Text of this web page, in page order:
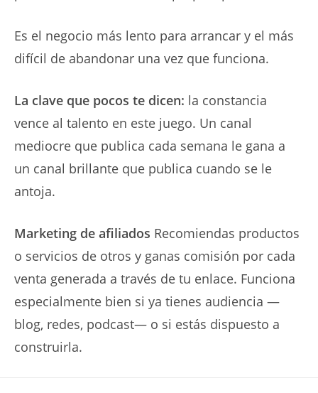
Es el negocio más lento para arrancar y el más
difícil de abandonar una vez que funciona.
La clave que pocos te dicen: la constancia
vence al talento en este juego. Un canal
mediocre que publica cada semana le gana a
un canal brillante que publica cuando se le
antoja.
Marketing de afiliados Recomiendas productos
o servicios de otros y ganas comisión por cada
venta generada a través de tu enlace. Funciona
especialmente bien si ya tienes audiencia —
blog, redes, podcast— o si estás dispuesto a
construirla.